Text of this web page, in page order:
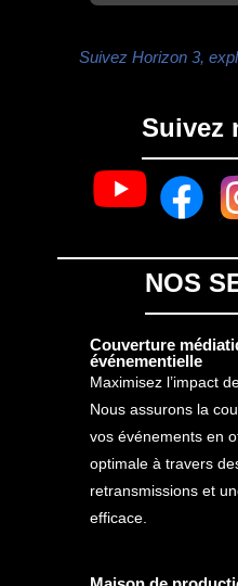
Suivez Horizon 3,
Suivez
NOS
Couverture
événementielle
Maximisez l’impact
Nous assurons la
vos événements en
optimale à travers
retransmissions et
efficace.